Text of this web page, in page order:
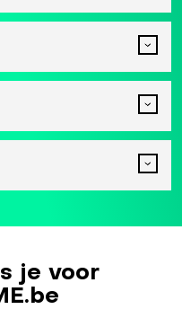
je voor